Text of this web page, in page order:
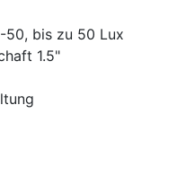
50, bis zu 50 Lux
1.5"